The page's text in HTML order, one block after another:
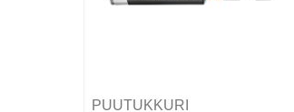
PUUTUKKURI